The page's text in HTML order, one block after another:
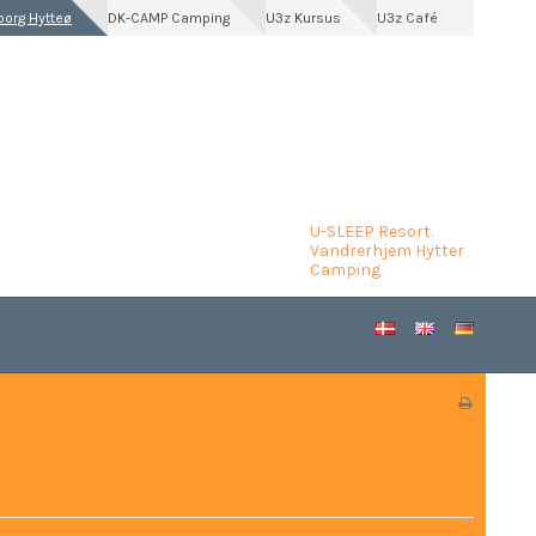
Hytteø DK-CAMP Camping U3z Kursus U3z Café
U-SLEEP Resort.
Vandrerhjem Hytter
Camping